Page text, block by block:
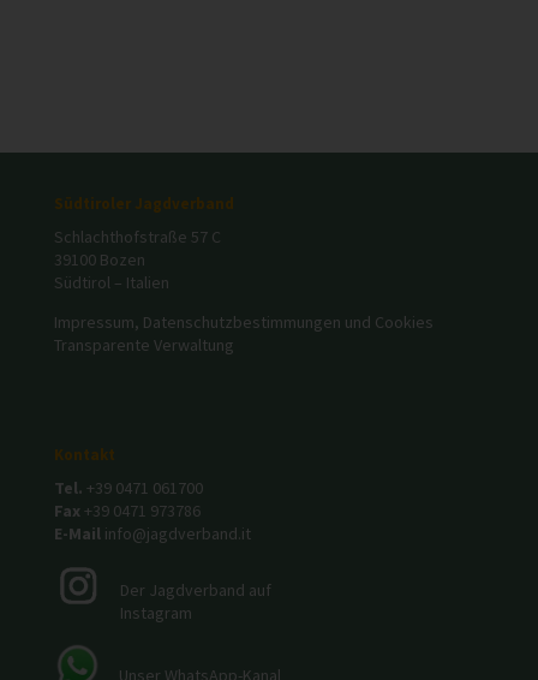
Südtiroler Jagdverband
Schlachthofstraße 57 C
39100 Bozen
Südtirol – Italien
Impressum, Datenschutzbestimmungen und Cookies
Transparente Verwaltung
Kontakt
Tel. +39 0471 061700
Fax +39 0471 973786
E-Mail info@jagdverband.it
Der Jagdverband auf
Instagram
Unser WhatsApp-Kanal